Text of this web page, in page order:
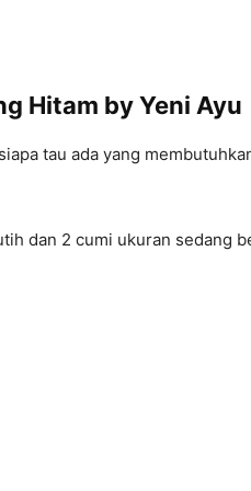
Hitam by Yeni Ayu
tau ada yang
dan 2 cumi ukuran sedang